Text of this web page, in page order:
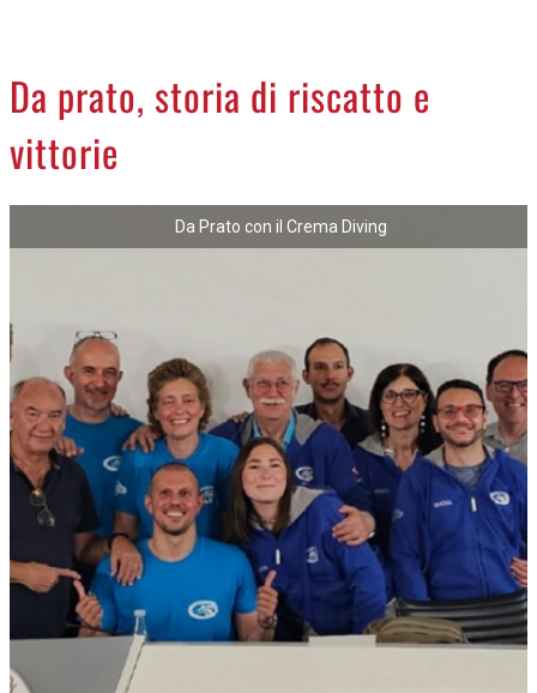
LA PIAZZA
Da prato, storia di riscatto e
vittorie
Da Prato con il Crema Diving